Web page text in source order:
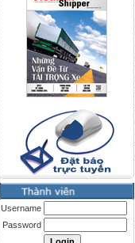
Username
Password